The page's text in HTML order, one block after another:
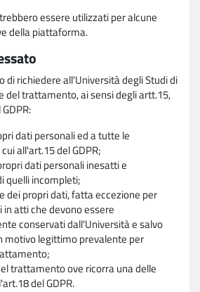
essere utilizzati per alcune
della piattaforma.
di richiedere all'Università degli Studi di
del trattamento, ai sensi degli artt.15,
dati personali ed a tutte le
all'art.15 del GDPR;
dati personali inesatti e
quelli incompleti;
dei propri dati, fatta eccezione per
atti che devono essere
conservati dall'Università e salvo
motivo legittimo prevalente per
trattamento ove ricorra una delle
del GDPR.